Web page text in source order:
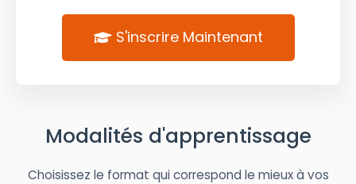
S'inscrire Maintenant
Modalités d'apprentissage
Choisissez le format qui correspond le mieux à vos